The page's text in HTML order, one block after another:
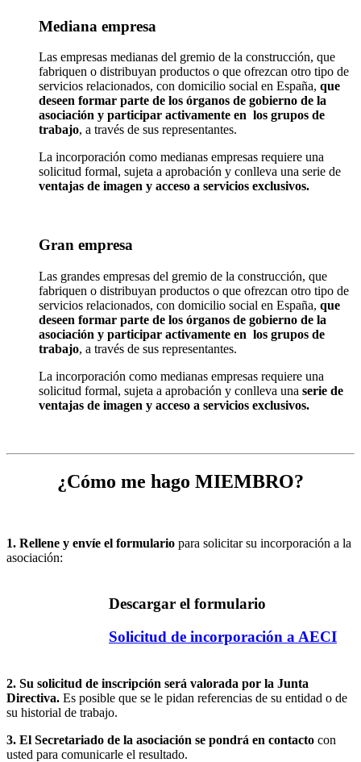
Mediana empresa
Las empresas medianas del gremio de la construcción, que
fabriquen o distribuyan productos o que ofrezcan otro tipo de
servicios relacionados, con domicilio social en España, que
deseen formar parte de los órganos de gobierno de la
asociación y participar activamente en los grupos de
trabajo, a través de sus representantes.
La incorporación como medianas empresas requiere una
solicitud formal, sujeta a aprobación y conlleva una serie de
ventajas de imagen y acceso a servicios exclusivos.
Gran empresa
Las grandes empresas del gremio de la construcción, que
fabriquen o distribuyan productos o que ofrezcan otro tipo de
servicios relacionados, con domicilio social en España, que
deseen formar parte de los órganos de gobierno de la
asociación y participar activamente en los grupos de
trabajo, a través de sus representantes.
La incorporación como medianas empresas requiere una
solicitud formal, sujeta a aprobación y conlleva una serie de
ventajas de imagen y acceso a servicios exclusivos.
¿Cómo me hago MIEMBRO?
1. Rellene y envíe el formulario para solicitar su incorporación a la
asociación:
Descargar el formulario
Solicitud de incorporación a AECI
2. Su solicitud de inscripción será valorada por la Junta
Directiva. Es posible que se le pidan referencias de su entidad o de
su historial de trabajo.
3. El Secretariado de la asociación se pondrá en contacto con
usted para comunicarle el resultado.